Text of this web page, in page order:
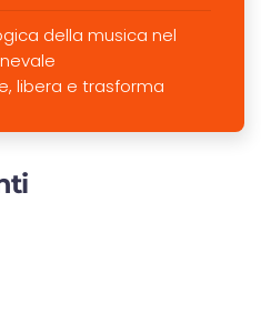
della musica nel
libera e trasforma